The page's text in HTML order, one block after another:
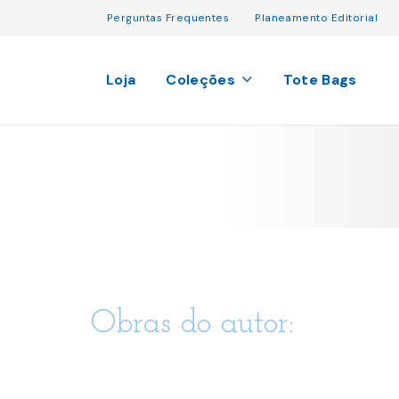
Perguntas Frequentes Planeamento Editorial
Loja Coleções Tote Bags
Obras do autor: